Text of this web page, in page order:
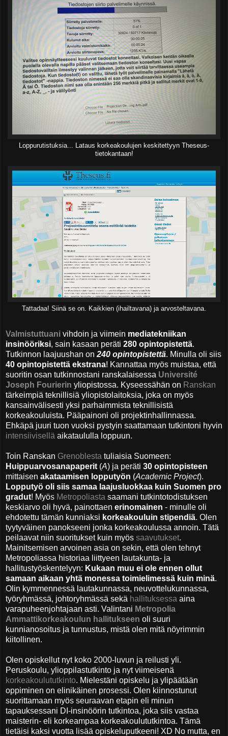
Loppurutistuksia... Lataus korkeakoulujen keskitettyyn Theseus-
tietokantaan!
Tattadaa! Siinä se on. Kaikkien (ihailtavana) ja arvosteltavana.
Valmistuttuani vihdoin ja viimein mediatekniikan
insinööriksi, sain kasaan peräti 280 opintopistettä.
Tutkinnon laajuushan on 240 opintopistettä. Minulla oli siis
40 opintopistettä ekstrana! Kannattaa myös muistaa, että
suoritin osan tutkinnostani ranskalaisessa Université
Joseph Fourierin yliopistossa. Kyseessähän on Ranskan
tärkeimpiä teknillisiä yliopistolaitoksia, joka on myös
kansainvälisesti yksi parhaimmista teknillisistä
korkeakouluista. Pääpainoni oli projektinhallinnassa.
Ehkäpä juuri tuon vuoksi pystyin saattamaan tutkintoni hyvin
intensiivisellä aikataululla loppuun.
Toin Ranskan Grenoblesta tuliaisia Suomeen:
Huippuarvosanapaperit (A) ja peräti 30 opintopisteen
mittaisen akataamisen lopputyön (Academic Project).
Lopputyö oli siis samaa laajusluokkaa kuin Suomen pro
gradut! Myös Metropoliasta saamani tutkintotodistuksen
keskiarvo oli hyvä, painottaen erinomainen - minulle oli
ehdotettu tämän kunniaksi korkeakouluin stipendiä. Olen
tyytyväinen panokseeni jonka korkeakoulussa annoin. Tätä
peilaavat niin suoritukset kuin myös saavutukset.
Mainitsemisen arvoinen asia on sekin, että olen tehnyt
Metropoliassa historiaa liittyeen lautakunta- ja
hallitustyöskentelyyn: Kukaan muu ei ole ennen ollut
samaan aikaan yhtä monessa toimielimessä kuin minä.
Olin kymmennessä lautakunnassa, neuvottelukunnassa,
työryhmässä, johtoryhmässä sekä hallituksessa aina
varapuheenjohtajaan asti. Valintani Metropolia
Ammattikorkeakoulun hallitukseen oli suuri
kunnianosoitus ja tunnustus, mistä olen mitä nöyrimmin
kiitollinen.
Olen opiskellut nyt koko 2000-luvun ja reilusti yli.
Peruskoulu, ylioppilastutkinto ja nyt viimeisenä
korkeakoulututkinto. Mielestäni opiskelu ja ylipäätään
oppiminen on elinikäinen prosessi. Olen kiinnostunut
suorittamaan myös seuraavan etapin eli minun
tapauksessani DI-insinöörin tutkintoa, joka siis vastaa
maisterin- eli korkeampaa korkeakoulututkintoa. Tämä
tietäisi kaksi vuotta lisää opiskeluputkeeni! XD No mutta, en